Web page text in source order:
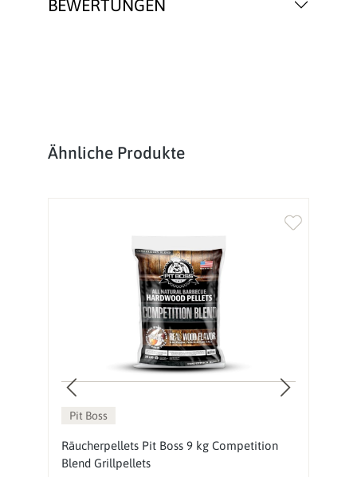
BEWERTUNGEN
Produktgalerie überspringen
Ähnliche Produkte
Pit Boss
Räucherpellets Pit Boss 9 kg Competition
Blend Grillpellets